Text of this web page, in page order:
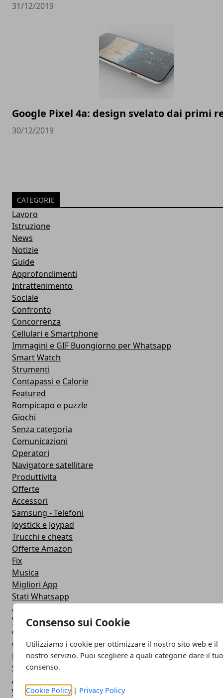
Consenso sui Cookie
Utilizziamo i cookie per ottimizzare il nostro sito web e il
nostro servizio. Puoi scegliere a quali categorie dare il
consenso.
Cookie Policy | Privacy Policy
31/12/2019
Google Pixel 4a: design svelato dai primi
30/12/2019
CATEGORIE
Lavoro
Istruzione
News
Notizie
Guide
Approfondimenti
Intrattenimento
Sociale
Confronto
Concorrenza
Cellulari e Smartphone
Immagini e GIF Buongiorno per Whatsapp
Smart Watch
Strumenti
Contapassi e Calorie
Featured
Rompicapo e puzzle
Giochi
Senza categoria
Comunicazioni
Operatori
Navigatore satellitare
Produttivita
Offerte
Accessori
Samsung - Telefoni
Joystick e Joypad
Trucchi e cheats
Offerte Amazon
Fix
Musica
Migliori App
Stati Whatsapp
Applicazioni
Viaggi
Galaxy Note 5
Google Play
Fotografia
Stile di vita
Antivirus
Widget Orologio